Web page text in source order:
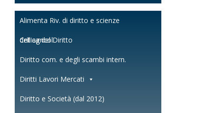
Alimenta Riv. di diritto e scienze
dell'agricol.
Critica del Diritto
Diritto com. e degli scambi intern.
Diritti Lavori Mercati
Diritto e Società (dal 2012)